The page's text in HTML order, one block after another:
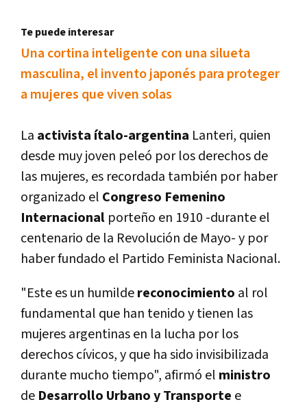
Te puede interesar
Una cortina inteligente con una silueta
masculina, el invento japonés para proteger
a mujeres que viven solas
La activista í­talo-argentina Lanteri, quien
desde muy joven peleó por los derechos de
las mujeres, es recordada también por haber
organizado el Congreso Femenino
Internacional porteño en 1910 -durante el
centenario de la Revolución de Mayo- y por
haber fundado el Partido Feminista Nacional.
"Este es un humildereconocimiento al rol
fundamental que han tenido y tienen las
mujeres argentinas en la lucha por los
derechos cí­vicos, y que ha sido invisibilizada
durante mucho tiempo", afirmó el ministro
de Desarrollo Urbano y Transporte e